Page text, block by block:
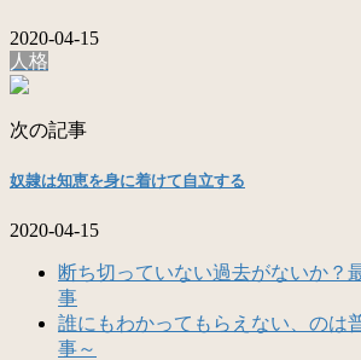
2020-04-15
人格
次の記事
奴隷は知恵を身に着けて自立する
2020-04-15
断ち切っていない過去がないか？
事
誰にもわかってもらえない、のは
事～